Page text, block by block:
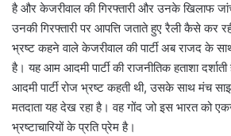
है और केजरीवाल की गिरफ्तारी और उनके खिलाफ
उनकी गिरफ्तारी पर आपत्ति जताते हुए रैली कैसे कर
भ्रष्ट कहने वाले केजरीवाल की पार्टी अब राजद के
है। यह आम आदमी पार्टी की राजनीतिक हताशा
आदमी पार्टी रोज भ्रष्ट कहती थी, उसके साथ मंच
मतदाता यह देख रहा है। वह गोंद जो इस भारत को
भ्रष्टाचारियों के प्रति प्रेम है।